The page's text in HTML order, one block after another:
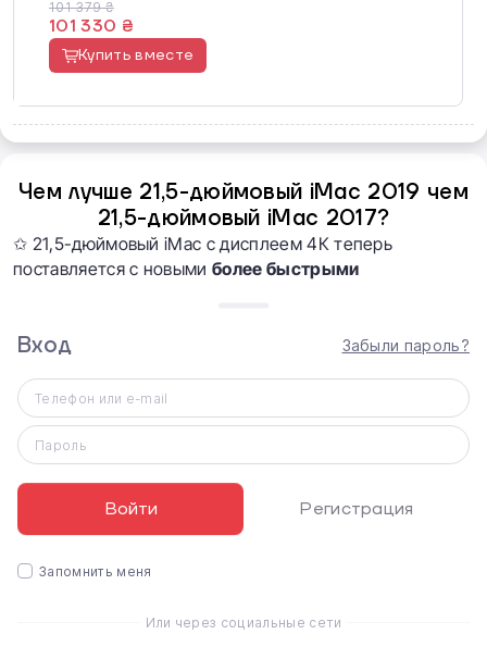
101 379 ₴
101 330 ₴
Купить вместе
Чем лучше 21,5-дюймовый iMac 2019 чем
21,5-дюймовый iMac 2017?
✩ 21,5-дюймовый iMac с дисплеем 4К теперь
поставляется с новымиболее быстрыми
4‑ядерный Intel Core
частотой3,6ГГц;
-6‑ядерный процессор Intel Corei5с тактовой
частотой
- при покупке также можно собрать кастомный
iMac с сверхмощным
‑ядерным процессором Intel
Boost до 4,6 ГГц).
(обработка графики стала
Вход Забыли пароль?
Телефон или e-mail
Пароль
Войти Регистрация
Запомнить меня
Или через социальные сети